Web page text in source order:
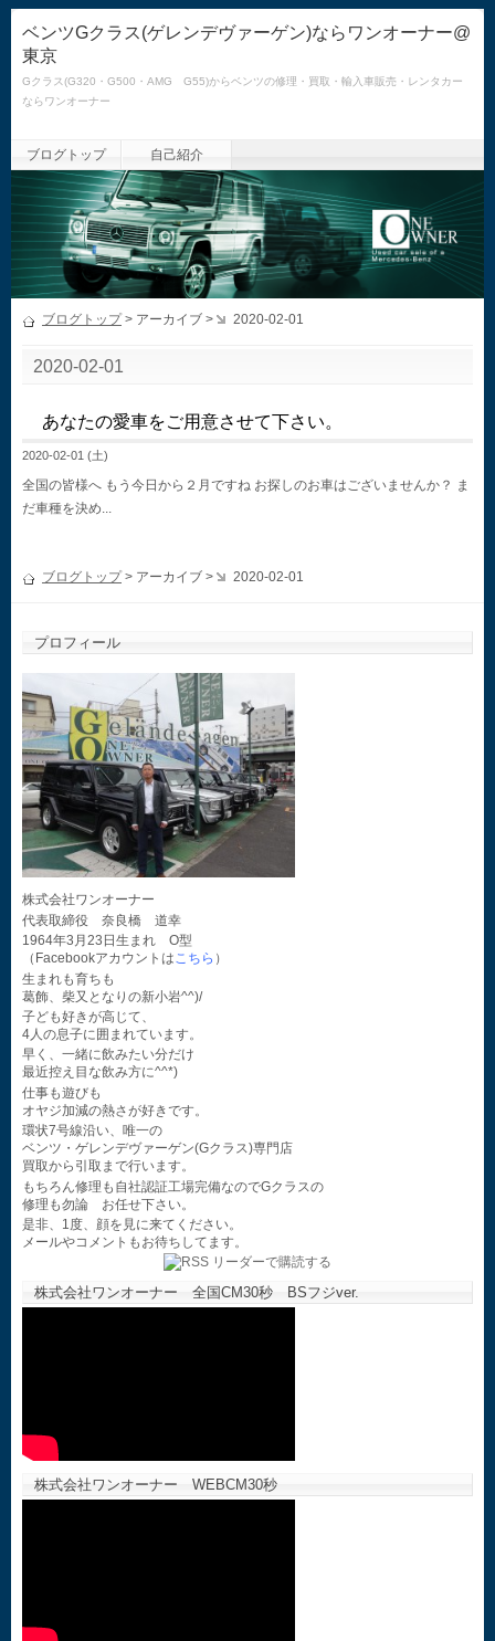
ベンツGクラス(ゲレンデヴァーゲン)ならワンオーナー@
東京
Gクラス(G320・G500・AMG G55)からベンツの修理・買取・輸入車販売・レンタカー
ならワンオーナー
ブログトップ 自己紹介
ブログトップ> アーカイブ > 2020-02-01
2020-02-01
あなたの愛車をご用意させて下さい。
2020-02-01 (土)
全国の皆様へ もう今日から２月ですね お探しのお車はございませんか？ ま
だ車種を決め...
ブログトップ> アーカイブ > 2020-02-01
プロフィール
株式会社ワンオーナー
代表取締役 奈良橋 道幸
1964年3月23日生まれ O型
（Facebookアカウントはこちら ）
生まれも育ちも
葛飾、柴又となりの新小岩^^)/
子ども好きが高じて、
4人の息子に囲まれています。
早く、一緒に飲みたい分だけ
最近控え目な飲み方に^^*)
仕事も遊びも
オヤジ加減の熱さが好きです。
環状7号線沿い、唯一の
ベンツ・ゲレンデヴァーゲン(Gクラス)専門店
買取から引取まで行います。
もちろん修理も自社認証工場完備なのでGクラスの
修理も勿論 お任せ下さい。
是非、1度、顔を見に来てください。
メールやコメントもお待ちしてます。
株式会社ワンオーナー 全国CM30秒 BSフジver.
株式会社ワンオーナー WEBCM30秒